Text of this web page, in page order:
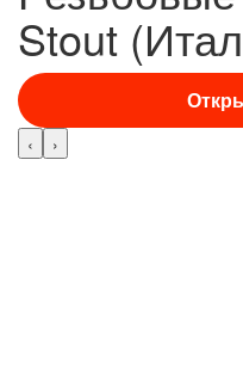
Stout
‹ ›